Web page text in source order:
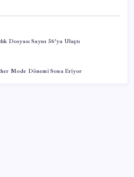
Dosyası Sayısı 56’ya Ulaştı
Mode Dönemi Sona Eriyor